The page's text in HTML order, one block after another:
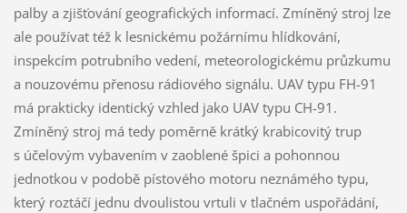
palby a zjišťování geografických informací. Zmíněný stroj lze
ale používat též k lesnickému požárnímu hlídkování,
inspekcím potrubního vedení, meteorologickému průzkumu
a nouzovému přenosu rádiového signálu. UAV typu FH-91
má prakticky identický vzhled jako UAV typu CH-91.
Zmíněný stroj má tedy poměrně krátký krabicovitý trup
s účelovým vybavením v zaoblené špici a pohonnou
jednotkou v podobě pístového motoru neznámého typu,
který roztáčí jednu dvoulistou vrtuli v tlačném uspořádání,